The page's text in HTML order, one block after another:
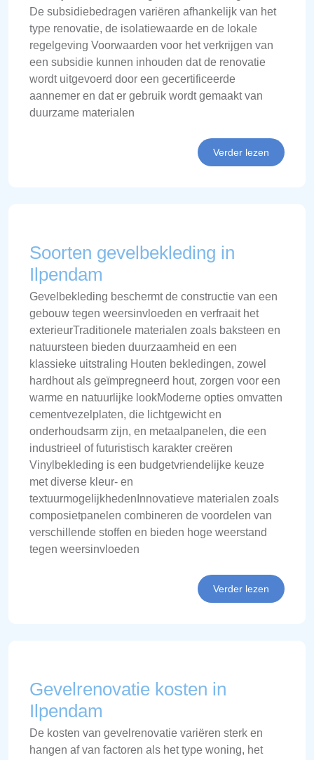
De subsidiebedragen variëren afhankelijk van het
type renovatie, de isolatiewaarde en de lokale
regelgeving Voorwaarden voor het verkrijgen van
een subsidie kunnen inhouden dat de renovatie
wordt uitgevoerd door een gecertificeerde
aannemer en dat er gebruik wordt gemaakt van
duurzame materialen
Verder lezen
Soorten gevelbekleding in
Ilpendam
Gevelbekleding beschermt de constructie van een
gebouw tegen weersinvloeden en verfraait het
exterieurTraditionele materialen zoals baksteen en
natuursteen bieden duurzaamheid en een
klassieke uitstraling Houten bekledingen, zowel
hardhout als geïmpregneerd hout, zorgen voor een
warme en natuurlijke lookModerne opties omvatten
cementvezelplaten, die lichtgewicht en
onderhoudsarm zijn, en metaalpanelen, die een
industrieel of futuristisch karakter creëren
Vinylbekleding is een budgetvriendelijke keuze
met diverse kleur- en
textuurmogelijkhedenInnovatieve materialen zoals
composietpanelen combineren de voordelen van
verschillende stoffen en bieden hoge weerstand
tegen weersinvloeden
Verder lezen
Gevelrenovatie kosten in
Ilpendam
De kosten van gevelrenovatie variëren sterk en
hangen af van factoren als het type woning, het